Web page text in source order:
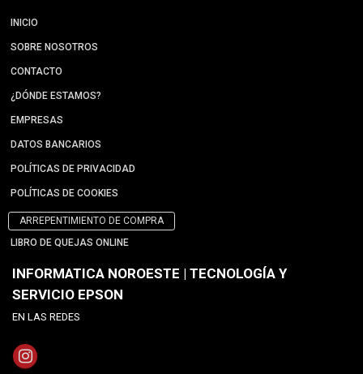
INICIO
SOBRE NOSOTROS
CONTACTO
¿DÓNDE ESTAMOS?
EMPRESAS
DATOS BANCARIOS
POLÍTICAS DE PRIVACIDAD
POLÍTICAS DE COOKIES
ARREPENTIMIENTO DE COMPRA
LIBRO DE QUEJAS ONLINE
INFORMATICA NOROESTE | TECNOLOGÍA Y
SERVICIO EPSON
EN LAS REDES